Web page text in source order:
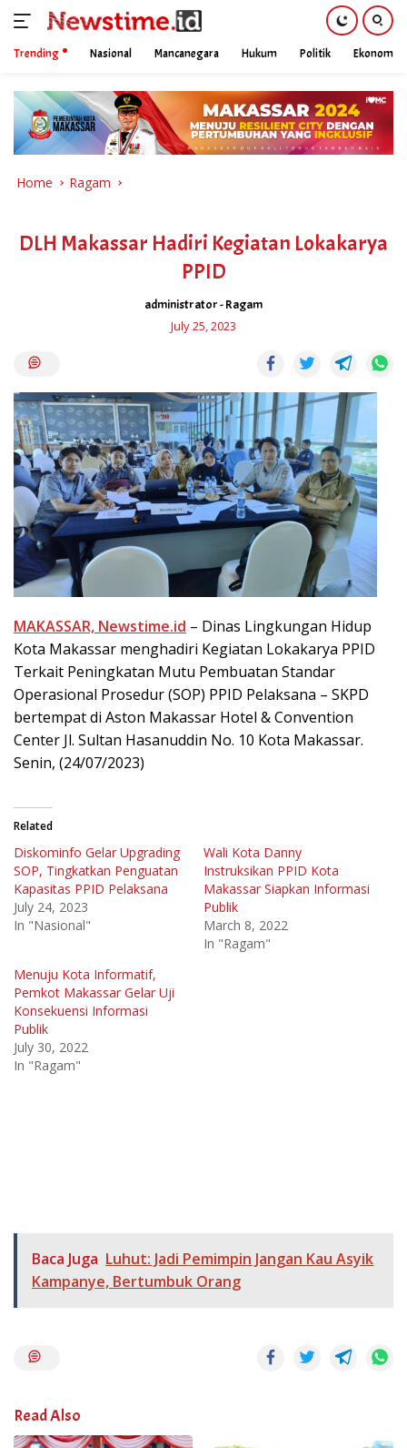
content
Trending Nasional Mancanegara Hukum Politik Ekonomi
Home Ragam
DLH Makassar Hadiri Kegiatan Lokakarya
PPID
administrator-Ragam
July 25, 2023
MAKASSAR, Newstime.id – Dinas Lingkungan Hidup
Kota Makassar menghadiri Kegiatan Lokakarya PPID
Terkait Peningkatan Mutu Pembuatan Standar
Operasional Prosedur (SOP) PPID Pelaksana – SKPD
bertempat di Aston Makassar Hotel & Convention
Center Jl. Sultan Hasanuddin No. 10 Kota Makassar.
Senin, (24/07/2023)
Related
Diskominfo Gelar Upgrading
SOP, Tingkatkan Penguatan
Kapasitas PPID Pelaksana
July 24, 2023
In "Nasional"
Wali Kota Danny
Instruksikan PPID Kota
Makassar Siapkan Informasi
Publik
March 8, 2022
In "Ragam"
Menuju Kota Informatif,
Pemkot Makassar Gelar Uji
Konsekuensi Informasi
Publik
July 30, 2022
In "Ragam"
Baca Juga Luhut: Jadi Pemimpin Jangan Kau Asyik
Kampanye, Bertumbuk Orang
Read Also